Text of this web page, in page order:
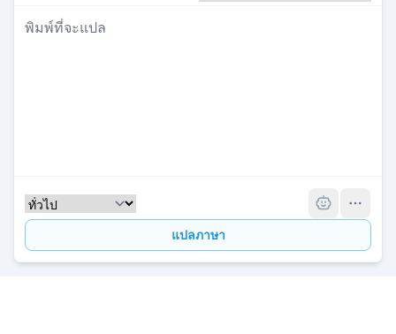
แปลภาษา